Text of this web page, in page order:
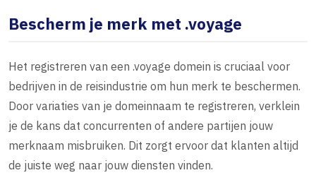
Bescherm je merk met .voyage
Het registreren van een .voyage domein is cruciaal voor
bedrijven in de reisindustrie om hun merk te beschermen.
Door variaties van je domeinnaam te registreren, verklein
je de kans dat concurrenten of andere partijen jouw
merknaam misbruiken. Dit zorgt ervoor dat klanten altijd
de juiste weg naar jouw diensten vinden.